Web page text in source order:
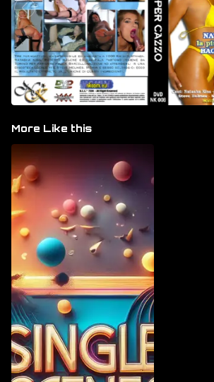
More Like this